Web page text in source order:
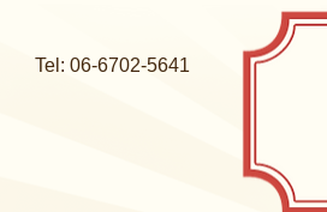
Tel: 06-6702-5641